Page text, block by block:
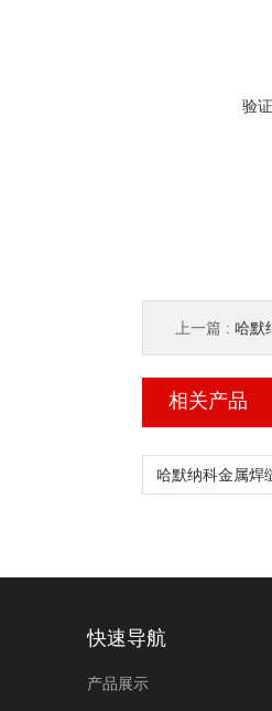
验
上一篇 : 哈默
相关产品
快速导航
产品展示